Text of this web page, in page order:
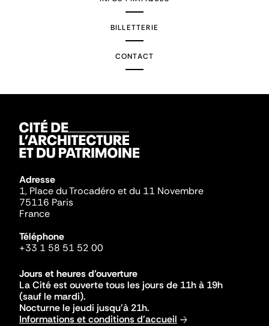
BILLETTERIE
CONTACT
Adresse
1, Place du Trocadéro et du 11 Novembre
75116 Paris
France
Téléphone
+33 1 58 51 52 00
Jours et heures d'ouverture
La Cité est ouverte tous les jours de 11h à 19h
(sauf le mardi).
Nocturne le jeudi jusqu'à 21h.
Informations et conditions d'accueil